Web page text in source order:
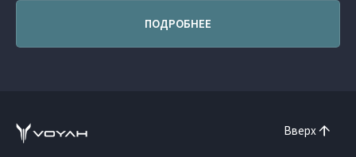
ПОДРОБНЕЕ
Вверх